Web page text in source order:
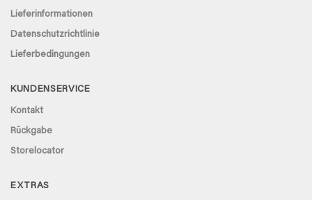
Lieferinformationen
Datenschutzrichtlinie
Lieferbedingungen
KUNDENSERVICE
Kontakt
Rückgabe
Storelocator
EXTRAS